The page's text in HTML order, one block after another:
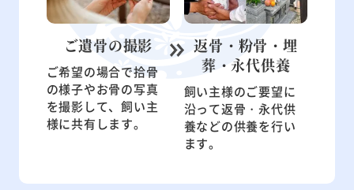
ご遺骨の撮影
ご希望の場合で拾骨
の様子やお骨の写真
を撮影して、飼い主
様に共有します。
返骨・粉骨・ 埋
葬・永代供養
飼い主様のご要望に
沿って返骨・永代供
養などの供養を行い
ます。